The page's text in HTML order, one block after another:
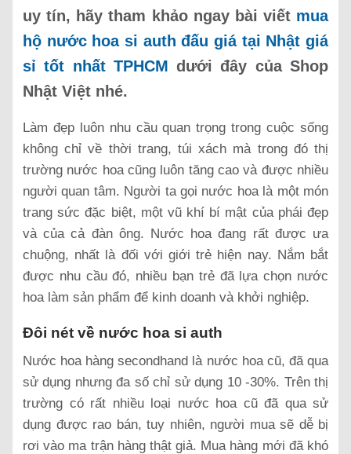
uy tín, hãy tham khảo ngay bài viết mua
hộ nước hoa si auth đấu giá tại Nhật giá
sỉ tốt nhất TPHCM dưới đây của Shop
Nhật Việt nhé.
Làm đẹp luôn nhu cầu quan trọng trong cuộc sống
không chỉ về thời trang, túi xách mà trong đó thị
trường nước hoa cũng luôn tăng cao và được nhiều
người quan tâm. Người ta gọi nước hoa là một món
trang sức đặc biệt, một vũ khí bí mật của phái đẹp
và của cả đàn ông. Nước hoa đang rất được ưa
chuộng, nhất là đối với giới trẻ hiện nay. Nắm bắt
được nhu cầu đó, nhiều bạn trẻ đã lựa chọn nước
hoa làm sản phẩm để kinh doanh và khởi nghiệp.
Đôi nét về nước hoa si auth
Nước hoa hàng secondhand là nước hoa cũ, đã qua
sử dụng nhưng đa số chỉ sử dụng 10 -30%. Trên thị
trường có rất nhiều loại nước hoa cũ đã qua sử
dụng được rao bán, tuy nhiên, người mua sẽ dễ bị
rơi vào ma trận hàng thật giả. Mua hàng mới đã khó